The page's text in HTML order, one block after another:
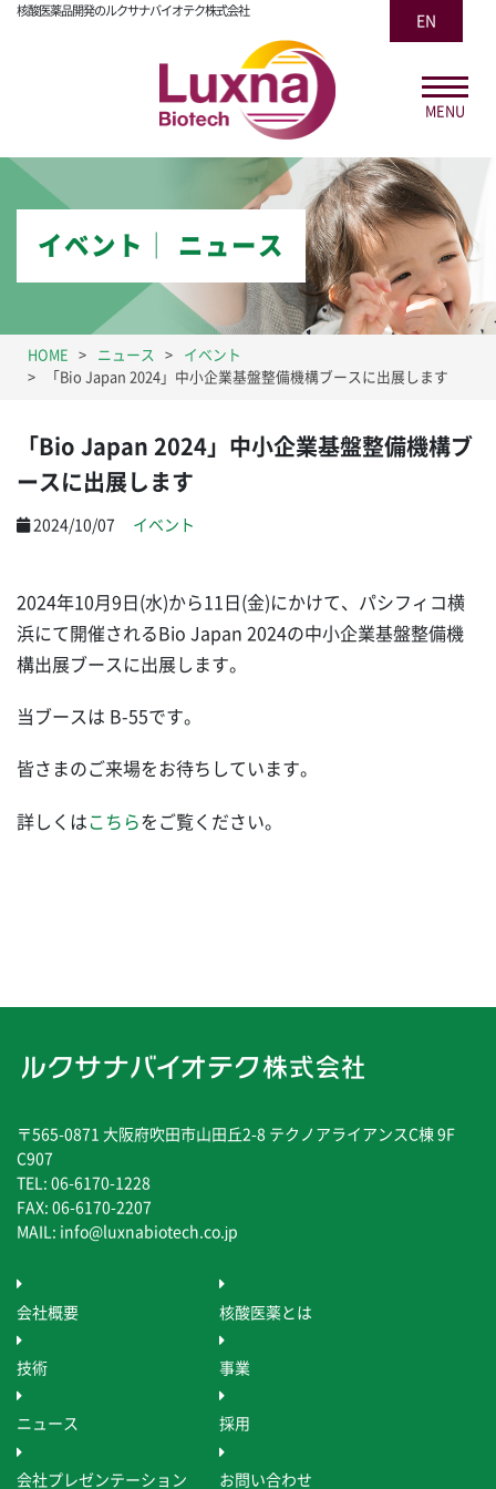
核酸医薬品開発のルクサナバイオテク株式会社
EN
MENU
イベント│ ニュース
HOME ニュース
イベント
「Bio Japan 2024」中小企業基盤整備機構ブースに出展します
「Bio Japan 2024」中小企業基盤整備機構ブ
ースに出展します
2024/10/07 イベント
2024年10月9日(水)から11日(金)にかけて、パシフィコ横
浜にて開催されるBio Japan 2024の中小企業基盤整備機
構出展ブースに出展します。
当ブースは B-55です。
皆さまのご来場をお待ちしています。
詳しくはこちらをご覧ください。
〒565-0871 大阪府吹田市山田丘2-8 テクノアライアンスC棟 9F
C907
TEL: 06-6170-1228
FAX: 06-6170-2207
MAIL: info@luxnabiotech.co.jp
会社概要 核酸医薬とは
技術 事業
ニュース 採用
会社プレゼンテーション お問い合わせ